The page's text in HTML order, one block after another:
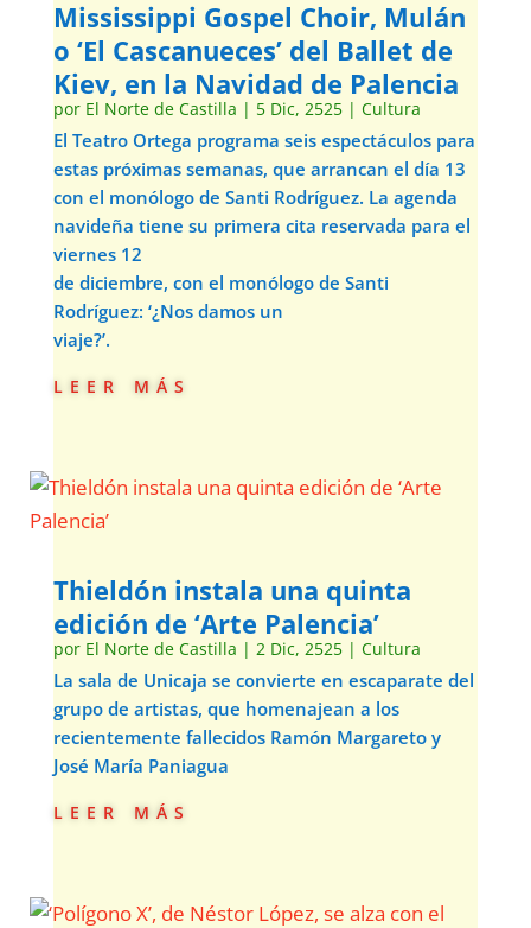
Mississippi Gospel Choir, Mulán
o ‘El Cascanueces’ del Ballet de
Kiev, en la Navidad de Palencia
por El Norte de Castilla | 5 Dic, 2525| Cultura
El Teatro Ortega programa seis espectáculos para
estas próximas semanas, que arrancan el día 13
con el monólogo de Santi Rodríguez. La agenda
navideña tiene su primera cita reservada para el
viernes 12
de diciembre, con el monólogo de Santi
Rodríguez: ‘¿Nos damos un
viaje?’.
leer más
Thieldón instala una quinta
edición de ‘Arte Palencia’
por El Norte de Castilla | 2 Dic, 2525| Cultura
La sala de Unicaja se convierte en escaparate del
grupo de artistas, que homenajean a los
recientemente fallecidos Ramón Margareto y
José María Paniagua
leer más